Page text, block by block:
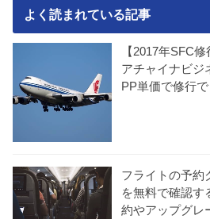
よく読まれている記事
【2017年SFC
アチャイナビジ
PP単価で修行で
フライトの予約
を無料で確認す
約やアップグレ